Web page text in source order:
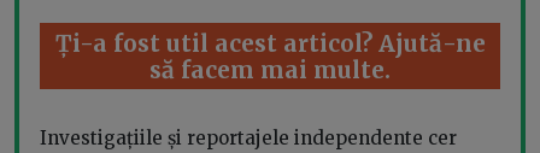
Ți-a fost util acest articol? Ajută-ne
să facem mai multe.
Investigațiile și reportajele independente cer